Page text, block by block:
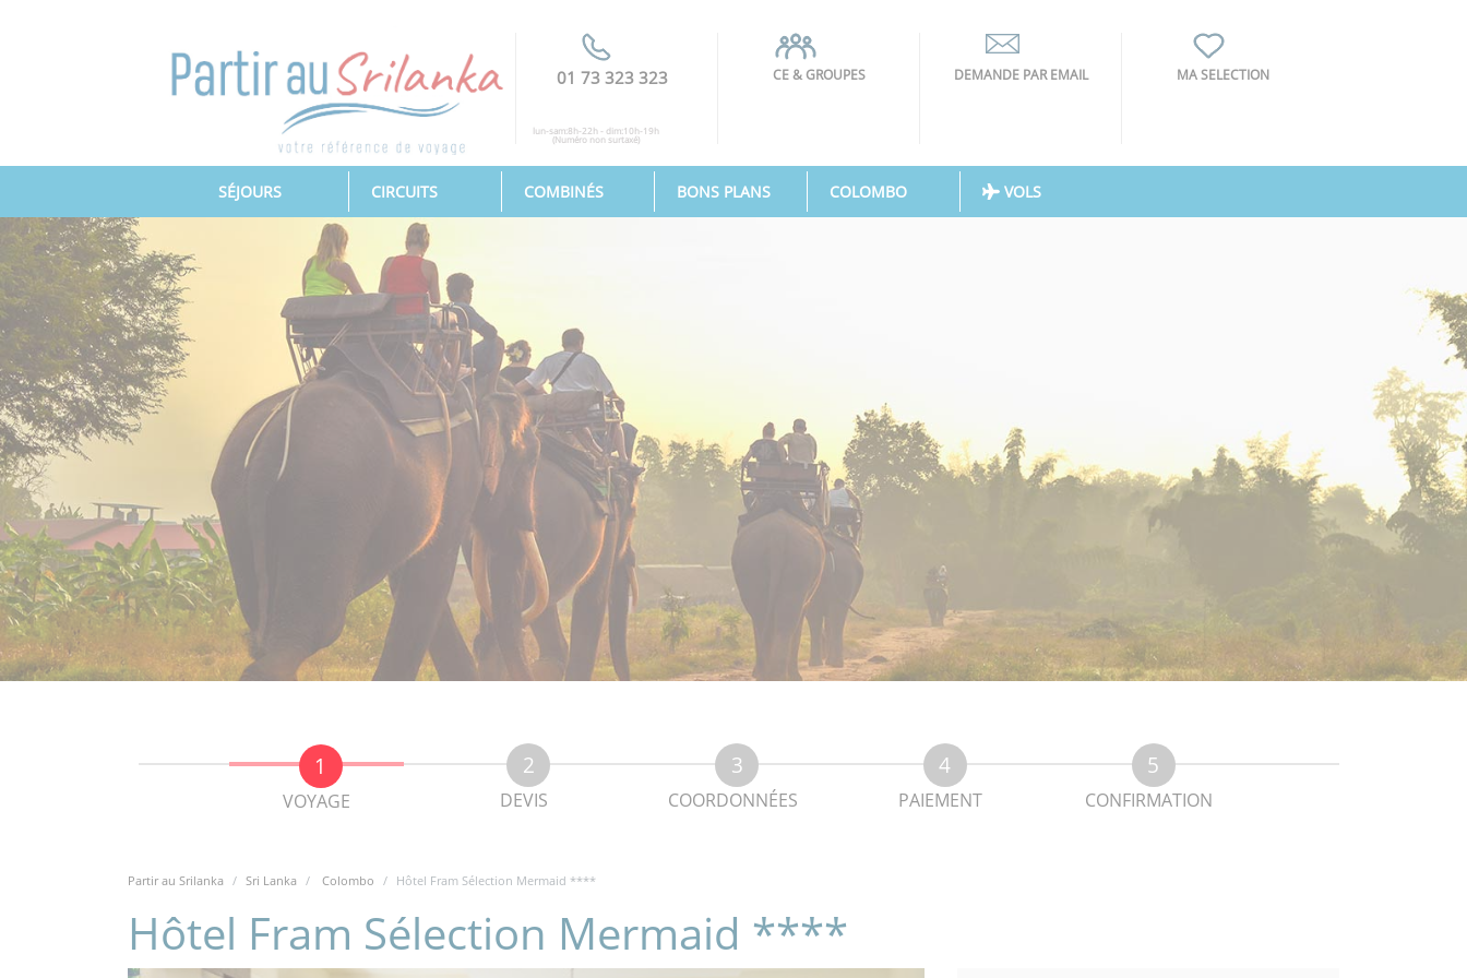
01 73 323 323
lun-sam:8h-22h - dim:10h-19h
(Numéro non surtaxé)
CE & GROUPES DEMANDE PAR EMAIL MA SELECTION
SÉJOURS(CURRENT) CIRCUITS COMBINÉS BONS PLANS COLOMBO VOLS
VOYAGE DEVIS COORDONNÉES PAIEMENT CONFIRMATION
Partir au Srilanka Sri Lanka Colombo Hôtel Fram Sélection Mermaid ****
Hôtel Fram Sélection Mermaid ****